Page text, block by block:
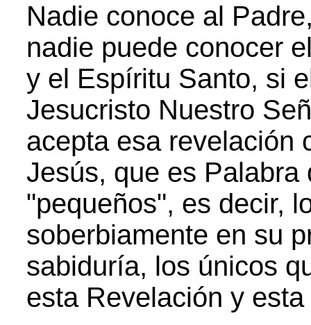
Nadie conoce al
nadie puede conocer
y el Espíritu Santo, si
Jesucristo Nuestro
acepta esa revelación
Jesús, que es Palabra
"pequeños", es decir,
soberbiamente en su
sabiduría, los únicos
esta Revelación y